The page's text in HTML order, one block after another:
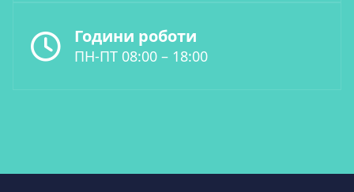
Години роботи
ПН-ПТ 08:00 – 18:00